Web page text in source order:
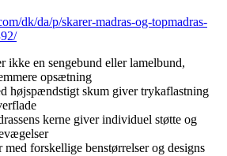
dk/da/p/skarer-madras-og-topmadras-
ikke en sengebund eller lamelbund,
opsætning
højspændstigt skum giver trykaflastning
kerne giver individuel støtte og
forskellige benstørrelser og designs